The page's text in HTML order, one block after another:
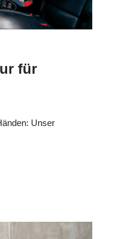
für
Unser